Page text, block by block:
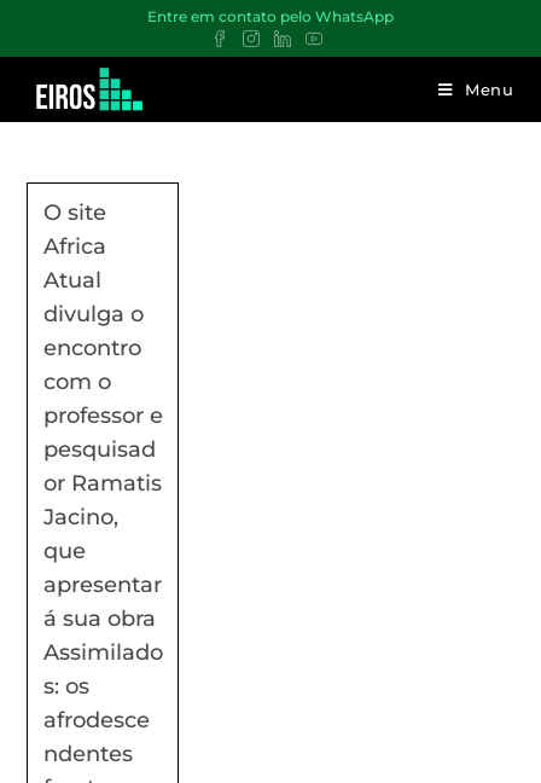
Entre em contato pelo WhatsApp
Menu
O site
Africa
Atual
divulga o
encontro
com o
professor e
pesquisad
or Ramatis
Jacino,
que
apresentar
á sua obra
Assimilado
s: os
afrodesce
ndentes